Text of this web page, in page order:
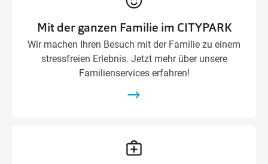
Mit der ganzen Familie im CITYPARK
Wir machen Ihren Besuch mit der Familie zu einem
stressfreien Erlebnis. Jetzt mehr über unsere
Familienservices erfahren!